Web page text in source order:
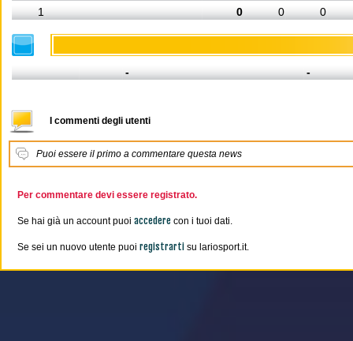
1
0 0 0
- -
I commenti degli utenti
Puoi essere il primo a commentare questa news
Per commentare devi essere registrato.
Se hai già un account puoi accedere con i tuoi dati.
Se sei un nuovo utente puoi registrarti su lariosport.it.